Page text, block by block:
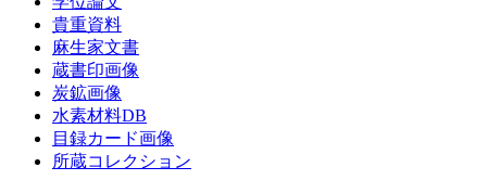
貴重資料
麻生家文書
蔵書印画像
炭鉱画像
水素材料DB
目録カード画像
所蔵コレクション